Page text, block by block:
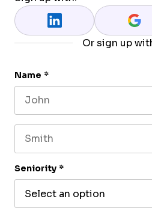
Or sign up
Name *
Seniority *